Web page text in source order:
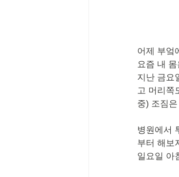
어제 부엌
요즘 내
지난 금요
고 머리쪽
중) 조짐
병원에서
부터 해보
일요일 아